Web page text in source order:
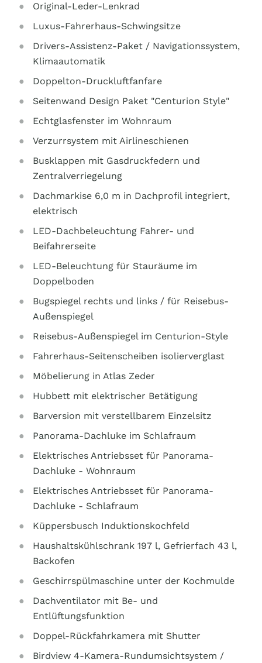
Original-Leder-Lenkrad
Luxus-Fahrerhaus-Schwingsitze
Drivers-Assistenz-Paket / Navigationssystem,
Klimaautomatik
Doppelton-Druckluftfanfare
Seitenwand Design Paket "Centurion Style"
Echtglasfenster im Wohnraum
Verzurrsystem mit Airlineschienen
Busklappen mit Gasdruckfedern und
Zentralverriegelung
Dachmarkise 6,0 m in Dachprofil integriert,
elektrisch
LED-Dachbeleuchtung Fahrer- und
Beifahrerseite
LED-Beleuchtung für Stauräume im
Doppelboden
Bugspiegel rechts und links / für Reisebus-
Außenspiegel
Reisebus-Außenspiegel im Centurion-Style
Fahrerhaus-Seitenscheiben isolierverglast
Möbelierung in Atlas Zeder
Hubbett mit elektrischer Betätigung
Barversion mit verstellbarem Einzelsitz
Panorama-Dachluke im Schlafraum
Elektrisches Antriebsset für Panorama-
Dachluke - Wohnraum
Elektrisches Antriebsset für Panorama-
Dachluke - Schlafraum
Küppersbusch Induktionskochfeld
Haushaltskühlschrank 197 l, Gefrierfach 43 l,
Backofen
Geschirrspülmaschine unter der Kochmulde
Dachventilator mit Be- und
Entlüftungsfunktion
Doppel-Rückfahrkamera mit Shutter
Birdview 4-Kamera-Rundumsichtsystem /